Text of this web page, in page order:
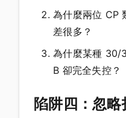
為什麼兩位 CP
差很多？
為什麼某種 30/
B 卻完全失控？
陷阱四：忽略